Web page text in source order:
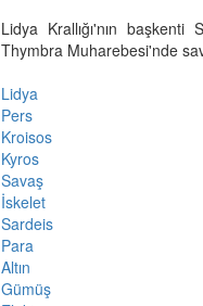
Lidya Krallığı'nın
Thymbra Muharebesi'nde
Lidya
Pers
Kroisos
Kyros
Savaş
İskelet
Sardeis
Para
Altın
Gümüş